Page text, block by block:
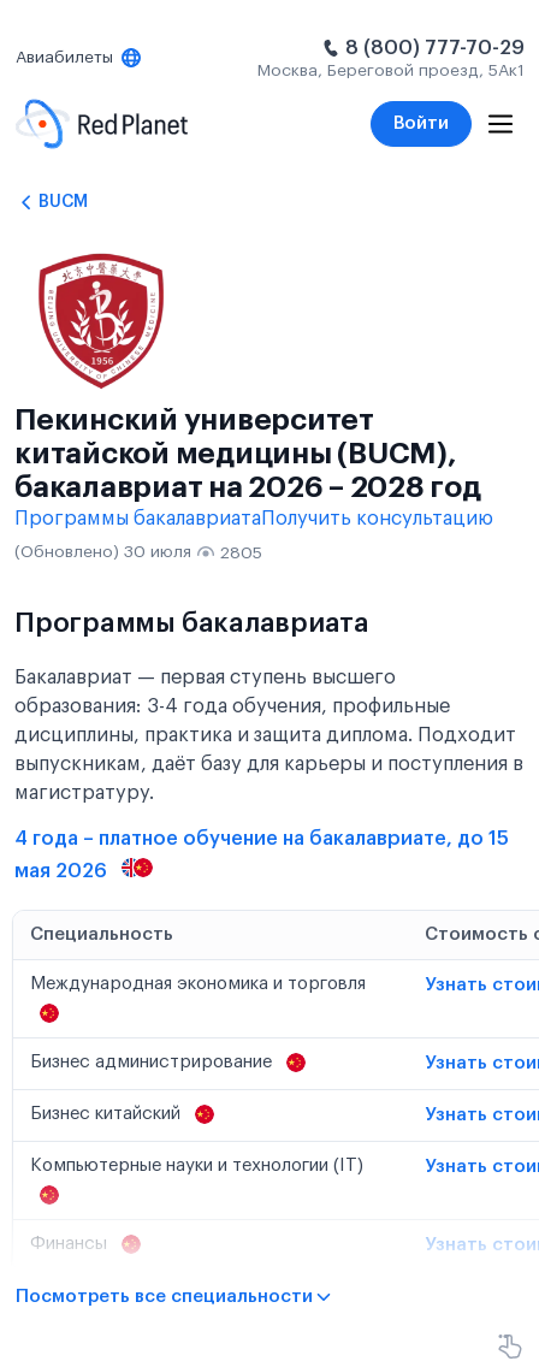
Авиабилеты 8 (800) 777-70-29
Москва, Береговой проезд, 5Ак1
Войти
BUCM
Пекинский университет
китайской медицины (BUCM),
бакалавриат на 2026 – 2028 год
Программы бакалавриатаПолучить консультацию
(Обновлено) 30 июля 2805
Программы бакалавриата
Бакалавриат — первая ступень высшего
образования: 3-4 года обучения, профильные
дисциплины, практика и защита диплома. Подходит
выпускникам, даёт базу для карьеры и поступления в
магистратуру.
4 года – платное обучение на бакалавриате, до 15
мая 2026
Специальность Стоимость
Международная экономика и торговля Узнать
Бизнес администрирование Узнать
Бизнес китайский Узнать
Компьютерные науки и технологии (IT) Узнать
Финансы Узнать
Посмотреть все специальности